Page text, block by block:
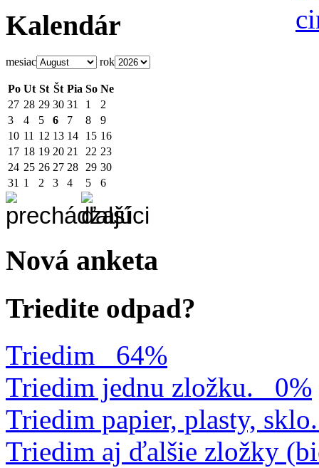
Kalendár
mesiac rok
Po Ut St Št Pia So Ne
27 28 29 30 31 1
2
3
4 5 6 7 8
9
10 11 12 13 14 15 16
17 18 19 20 21 22 23
24 25 26 27 28 29 30
31 1 2 3 4 5 6
Nová anketa
Triedite odpad?
Triedim
64%
Triedim jednu zložku.
0%
Triedim papier, plasty, sklo.
Triedim aj ďalšie zložky